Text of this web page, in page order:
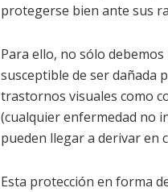
protegerse bien ante sus
Para ello, no sólo
susceptible de ser dañada
trastornos visuales como
(cualquier enfermedad no
pueden llegar a derivar en
Esta protección en forma